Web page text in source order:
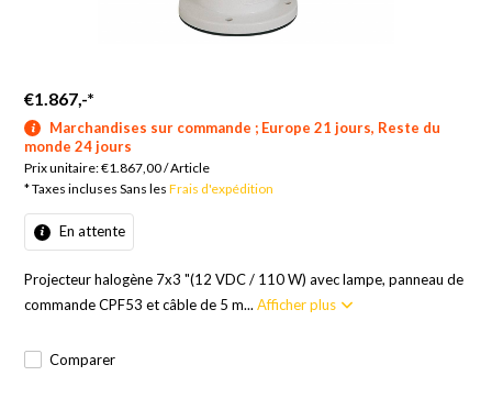
€1.867,-*
Marchandises sur commande ; Europe 21 jours, Reste du
monde 24 jours
Prix unitaire:€1.867,00/Article
* Taxes incluses Sans lesFrais d'expédition
En attente
Projecteur halogène 7x3 "(12 VDC / 110 W) avec lampe, panneau de
commande CPF53 et câble de 5 m...Afficher plus
Comparer